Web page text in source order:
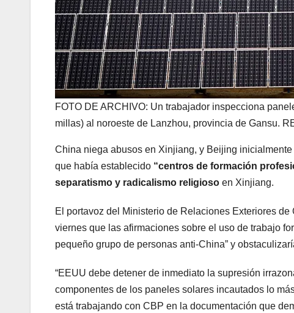
FOTO DE ARCHIVO: Un trabajador inspecciona
millas) al noroeste de Lanzhou, provincia de Gansu.
China niega abusos en Xinjiang, y Beijing
que había establecido “centros de formación
separatismo y radicalismo religioso en Xinjiang.
El portavoz del Ministerio de Relaciones Exteriores
viernes que las afirmaciones sobre el uso de trabajo
pequeño grupo de personas anti-China” y
“EEUU debe detener de inmediato la supresión
componentes de los paneles solares incautados lo
está trabajando con CBP en la documentación que